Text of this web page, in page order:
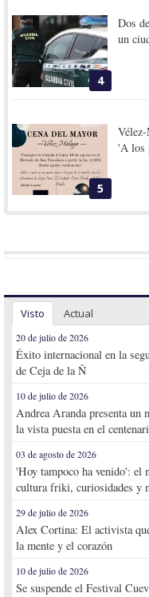
4
Dos
un
5
'A los
Visto Actual
20 de julio de 2026
Éxito internacional en la
de Ceja de la Ñ
10 de julio de 2026
Andrea Aranda presenta un
la vista puesta en el
03 de agosto de 2026
'Hoy tampoco ha venido': el
cultura friki, curiosidades y
29 de julio de 2026
Alex Cortina: El activista
la mente y el corazón
10 de julio de 2026
Se suspende el Festival